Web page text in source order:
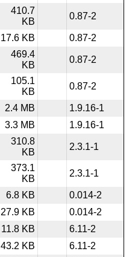
410.7
KB
0.87-2
17.6 KB 0.87-2
469.4
KB
0.87-2
105.1
KB
0.87-2
2.4 MB
1.9.16-1
3.3 MB 1.9.16-1
310.8
KB
2.3.1-1
373.1
KB
2.3.1-1
6.8 KB
0.014-2
27.9 KB
0.014-2
11.8 KB
6.11-2
43.2 KB
6.11-2